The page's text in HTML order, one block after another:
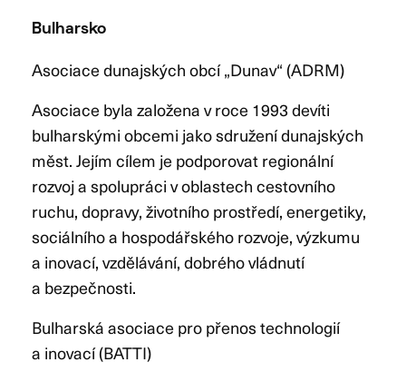
Bulharsko
Asociace dunajských obcí „Dunav“ (ADRM)
Asociace byla založena v roce 1993 devíti
bulharskými obcemi jako sdružení dunajských
měst. Jejím cílem je podporovat regionální
rozvoj a spolupráci v oblastech cestovního
ruchu, dopravy, životního prostředí, energetiky,
sociálního a hospodářského rozvoje, výzkumu
a inovací, vzdělávání, dobrého vládnutí
a bezpečnosti.
Bulharská asociace pro přenos technologií
a inovací (BATTI)